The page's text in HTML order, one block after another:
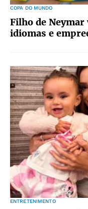
COPA DO MUNDO
Filho de
idiomas e
ENTRETENIMENTO